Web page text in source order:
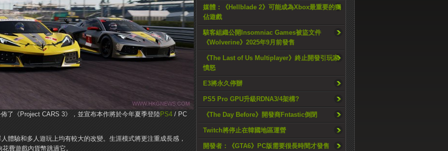
媒體：《Hellblade 2》可能成為Xbox最重要的獨
佔遊戲
駭客組織公開Insomniac Games被盜文件
《Wolverine》2025年9月前發售
《The Last of Us Multiplayer》終止開發引玩家
憤怒
E3將永久停辦
PS5 Pro GPU升級RDNA3/4架構?
《The Day Before》開發商Fntastic倒閉
Twitch將停止在韓國地區運營
開發者：《GTA6》PC版需要很長時間才發售
了《Project CARS 3》，並宣布本作將於今年夏季登陸PS4 / PC
體驗和多人遊玩上均有較大的改變。生涯模式將更注重成長感，
費遊戲內貨幣跳過它。